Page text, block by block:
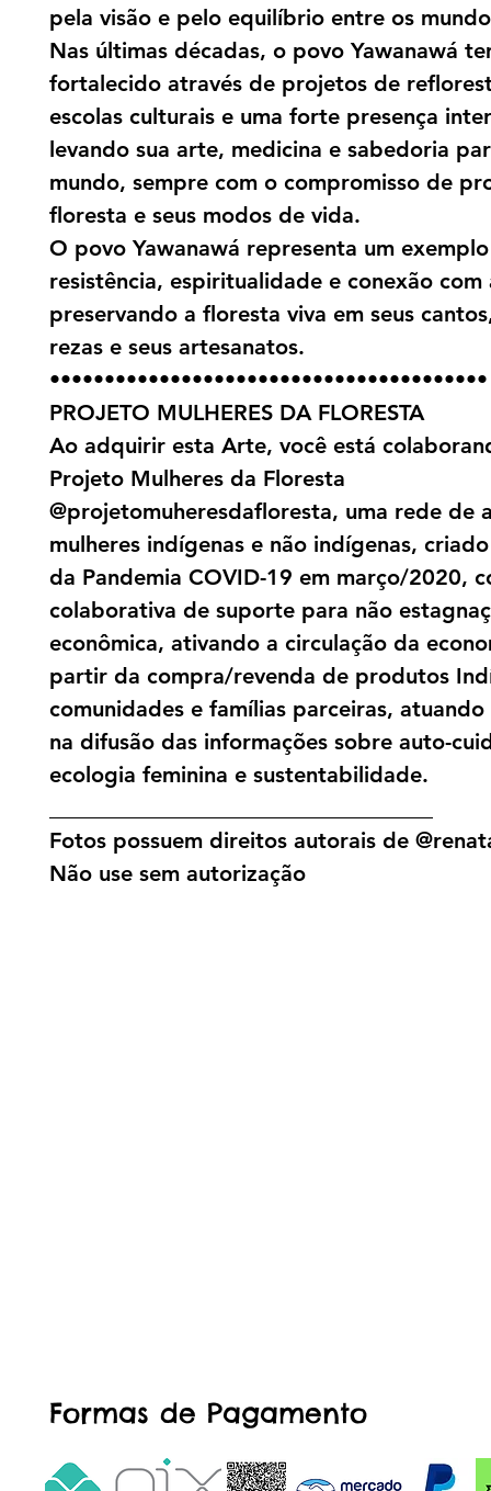
pela visão e pelo equilíbrio entre os
Nas últimas décadas, o povo Yawanawá
fortalecido através de projetos de
escolas culturais e uma forte presença
levando sua arte, medicina e sabedoria
mundo, sempre com o compromisso de
floresta e seus modos de vida.
O povo Yawanawá representa um
resistência, espiritualidade e conexão com
preservando a floresta viva em seus
rezas e seus artesanatos.
••••••••••••••••••••••••••••••••••••••••
PROJETO MULHERES DA FLORESTA
Ao adquirir esta Arte, você está
Projeto Mulheres da Floresta
@projetomuheresdafloresta, uma rede de
mulheres indígenas e não indígenas,
da Pandemia COVID-19 em março/2020,
colaborativa de suporte para não
econômica, ativando a circulação da
partir da compra/revenda de produtos
comunidades e famílias parceiras,
na difusão das informações sobre auto-
ecologia feminina e sustentabilidade.
Fotos possuem direitos autorais de
Não use sem autorização
Formas de Pagamento